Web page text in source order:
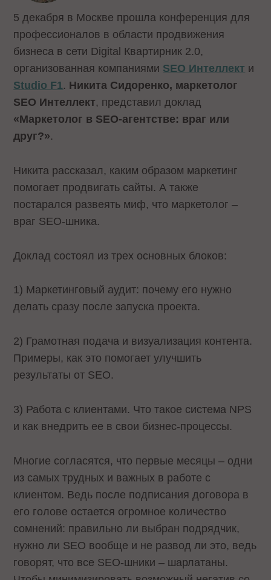
5 декабря в Москве прошла конференция для
профессионалов в области продвижения
бизнеса в сети Digital Квартирник 2.0,
организованная компаниями SEO Интеллект и
Studio F1. Никита Сидоренко, маркетолог
SEO Интеллект, представил доклад
«Маркетолог в SEO-агентстве: враг или
друг?».
Никита рассказал, каким образом маркетинг
помогает продвигать сайты. А также
постарался развеять миф, что маркетолог –
враг SEO-шника.
Доклад состоял из трех основных блоков:
1) Маркетинговый аудит: почему его нужно
делать сразу после запуска проекта.
2) Грамотная подача и визуализация контента.
Примеры, как это помогает улучшить
результаты от SEO.
3) Работа с клиентами. Что такое система NPS
и как внедрить ее в свои бизнес-процессы.
Многие согласятся, что первые месяцы – одни
из самых трудных и важных в работе с
клиентом. Ведь после подписания договора в
его голове остается огромное количество
сомнений: правильно ли выбран подрядчик,
нужно ли SEO вообще и не развод ли это, ведь
говорят, что все SEO-шники – шарлатаны.